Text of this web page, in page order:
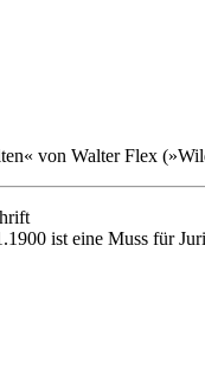
von Walter Flex
ist eine Muss für